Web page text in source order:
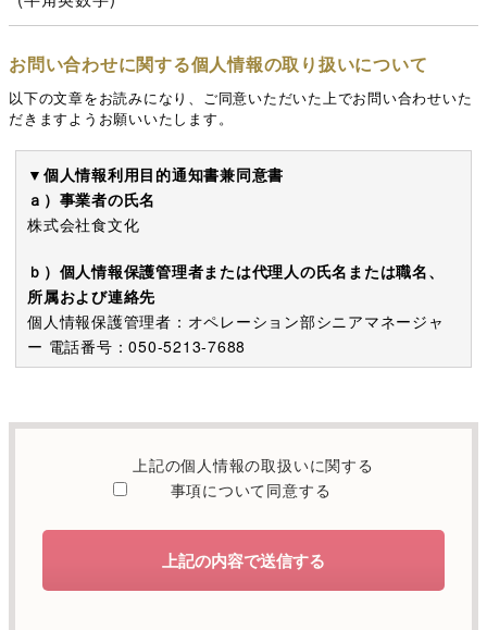
お問い合わせに関する個人情報の取り扱いについて
以下の文章をお読みになり、ご同意いただいた上でお問い合わせいた
だきますようお願いいたします。
▼個人情報利用目的通知書兼同意書
ａ）事業者の氏名
株式会社食文化
ｂ）個人情報保護管理者または代理人の氏名または職名、
所属および連絡先
個人情報保護管理者：オペレーション部シニアマネージャ
ー 電話番号：050-5213-7688
本お問い合わせフォームでご提供いただく個人情報は、お
関する情報を電子メールや電話等でご提供するために利用
d）個人情報を第三者に提供することが予定される場合の事
本人の同意がある場合または法令に基づく場合を除き、取
上記の個人情報の取扱いに関する
事項について同意する
上記の内容で送信する